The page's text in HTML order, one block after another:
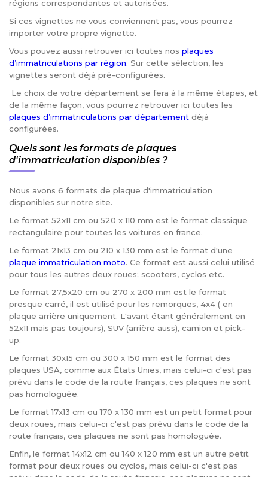
régions correspondantes et autorisées.
Si ces vignettes ne vous conviennent pas, vous pourrez
importer votre propre vignette.
Vous pouvez aussi retrouver ici toutes nos plaques
d’immatriculations par région. Sur cette sélection, les
vignettes seront déjà pré-configurées.
Le choix de votre département se fera à la même étapes, et
de la même façon, vous pourrez retrouver ici toutes les
plaques d’immatriculations par département déjà
configurées.
Quels sont les formats de plaques
d'immatriculation disponibles ?
Nous avons 6 formats de plaque d'immatriculation
disponibles sur notre site.
Le format 52x11 cm ou 520 x 110 mm est le format classique
rectangulaire pour toutes les voitures en france.
Le format 21x13 cm ou 210 x 130 mm est le format d'une
plaque immatriculation moto. Ce format est aussi celui utilisé
pour tous les autres deux roues; scooters, cyclos etc.
Le format 27,5x20 cm ou 270 x 200 mm est le format
presque carré, il est utilisé pour les remorques, 4x4 ( en
plaque arrière uniquement. L'avant étant généralement en
52x11 mais pas toujours), SUV (arrière auss), camion et pick-
up.
Le format 30x15 cm ou 300 x 150 mm est le format des
plaques USA, comme aux États Unies, mais celui-ci c'est pas
prévu dans le code de la route français, ces plaques ne sont
pas homologuée.
Le format 17x13 cm ou 170 x 130 mm est un petit format pour
deux roues, mais celui-ci c'est pas prévu dans le code de la
route français, ces plaques ne sont pas homologuée.
Enfin, le format 14x12 cm ou 140 x 120 mm est un autre petit
format pour deux roues ou cyclos, mais celui-ci c'est pas